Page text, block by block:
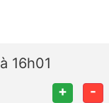
16h01
+ -